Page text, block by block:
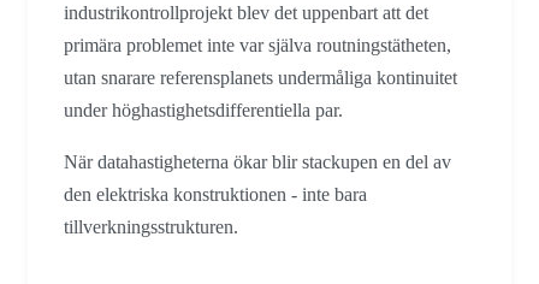
industrikontrollprojekt blev det uppenbart att det
primära problemet inte var själva routningstätheten,
utan snarare referensplanets undermåliga kontinuitet
under höghastighetsdifferentiella par.
När datahastigheterna ökar blir stackupen en del av
den elektriska konstruktionen - inte bara
tillverkningsstrukturen.